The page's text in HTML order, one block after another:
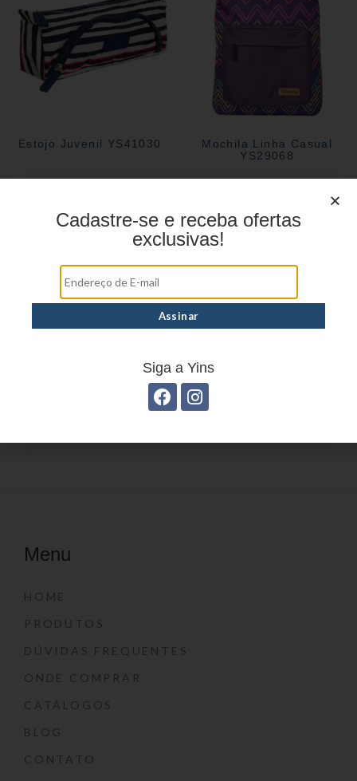
Estojo Juvenil YS41030
Mochila Linha Casual
YS29068
Estojo Juvenil YS27101
Estojo Juvenil YS41028
Menu
HOME
PRODUTOS
DÚVIDAS FREQUENTES
ONDE COMPRAR
CATÁLOGOS
BLOG
CONTATO
Cadastre-se e receba ofertas
exclusivas!
Siga a Yins